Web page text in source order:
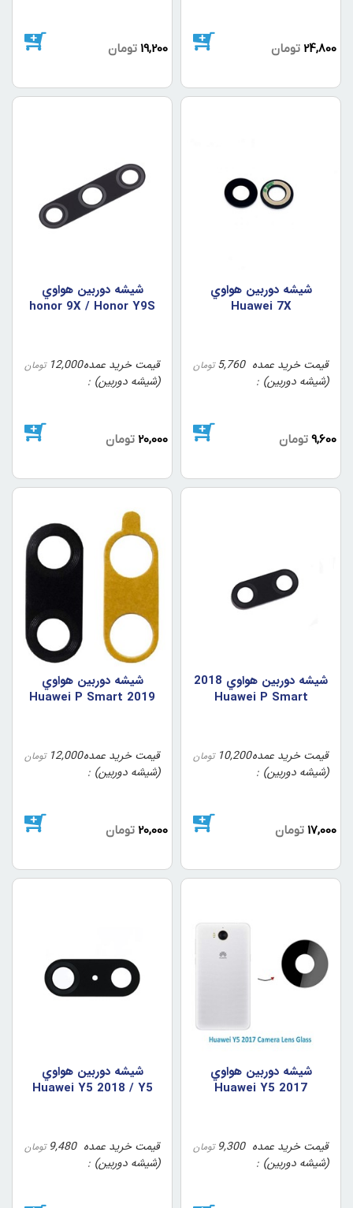
24,800 تومان 19,200 تومان
شيشه دوربين هواوي
Huawei 7X
قیمت خرید عمده
(شیشه دوربین)
5,760 تومان
9,600 تومان
شيشه دوربين هواوي
honor 9X / Honor Y9S
قیمت خرید عمده
(شیشه دوربین)
12,000 تومان
20,000 تومان
شيشه دوربين هواوي 2018
Huawei P Smart
قیمت خرید عمده
(شیشه دوربین)
10,200 تومان
17,000 تومان
شيشه دوربين هواوي
Huawei P Smart 2019
قیمت خرید عمده
(شیشه دوربین)
12,000 تومان
20,000 تومان
شيشه دوربين هواوي
Huawei Y5 2017
قیمت خرید عمده
(شیشه دوربین)
9,300 تومان
شيشه دوربين هواوي
Huawei Y5 2018 / Y5
قیمت خرید عمده
(شیشه دوربین)
9,480 تومان